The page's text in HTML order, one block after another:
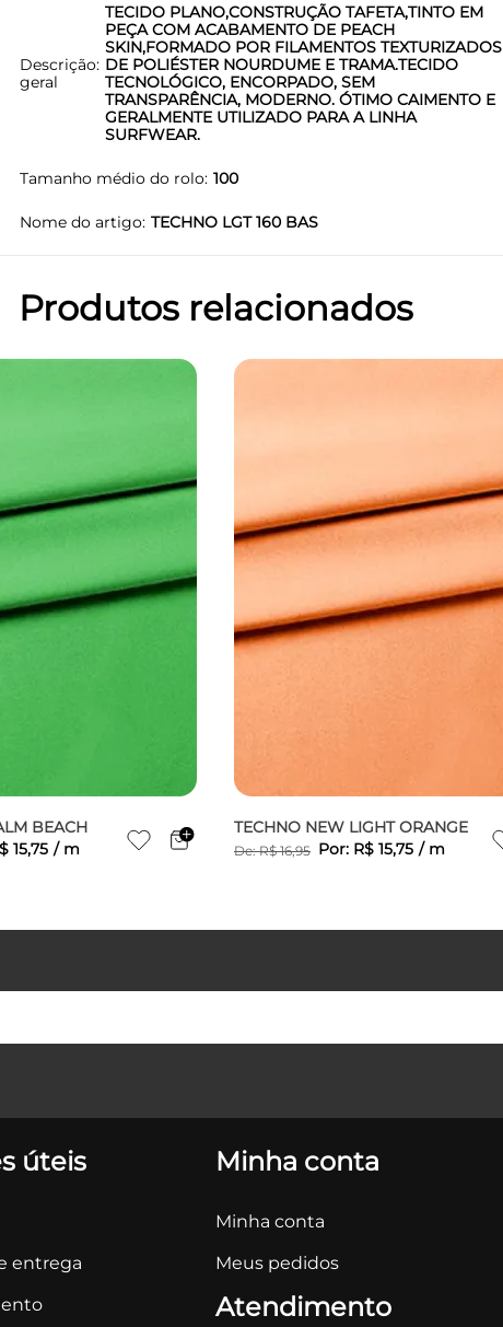
Descrição
geral
TECIDO PLANO,CONSTRUÇÃO TAFETA,TINTO EM
PEÇA COM ACABAMENTO DE PEACH
SKIN,FORMADO POR FILAMENTOS TEXTURIZADOS
DE POLIÉSTER NOURDUME E TRAMA.TECIDO
TECNOLÓGICO, ENCORPADO, SEM
TRANSPARÊNCIA, MODERNO. ÓTIMO CAIMENTO E
GERALMENTE UTILIZADO PARA A LINHA
SURFWEAR.
Tamanho médio do rolo 100
Nome do artigo TECHNO LGT 160 BAS
Produtos relacionados
BEACH
15,75 / m
TECHNO NEW LIGHT ORANGE
De:R$ 16,95 Por: R$ 15,75 / m
úteis
entrega
Minha conta
Minha conta
Meus pedidos
Atendimento